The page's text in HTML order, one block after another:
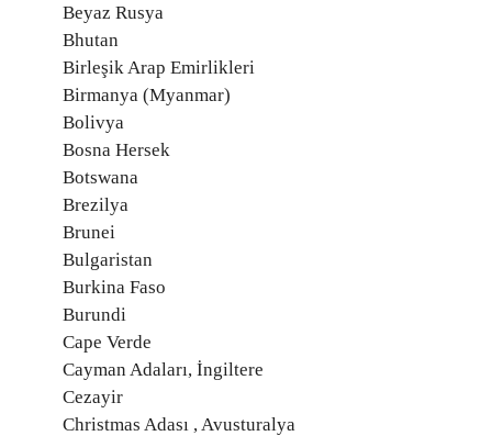
Beyaz Rusya
Bhutan
Birleşik Arap Emirlikleri
Birmanya (Myanmar)
Bolivya
Bosna Hersek
Botswana
Brezilya
Brunei
Bulgaristan
Burkina Faso
Burundi
Cape Verde
Cayman Adaları, İngiltere
Cezayir
Christmas Adası , Avusturalya